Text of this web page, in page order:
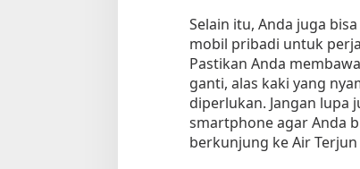
Selain itu, Anda juga
mobil pribadi untuk
Pastikan Anda
ganti, alas kaki yang
diperlukan. Jangan lupa
smartphone agar Anda
berkunjung ke Air
Tempat Makan All You Can Eat di
3 Januari 2025